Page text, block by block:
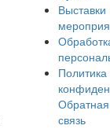
Выставки
Политика
Обратная
связь